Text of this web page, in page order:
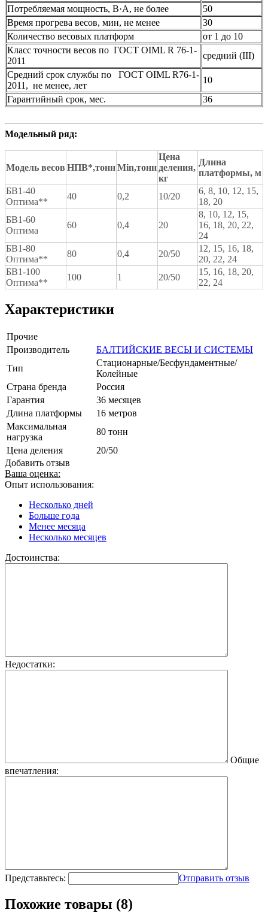
Потребляемая мощность, В·A, не более
50
Время прогрева весов, мин, не менее
30
Количество весовых платформ
от 1 до 10
Класс точности весов по ГОСТ OIML R 76-1-
2011
средний (III)
Средний срок службы по ГОСТ OIML R76-1-
2011, не менее, лет
10
Гарантийный срок, мес.
36
Модельный ряд:
Модель весов НПВ*,тоннMin,тонн
Цена
деления,
кг
Длина
платформы, м
БВ1-40
Оптима**
40 0,2 10/20
6, 8, 10, 12, 15,
18, 20
БВ1-60
Оптима
60 0,4 20
8, 10, 12, 15,
16, 18, 20, 22,
24
БВ1-80
Оптима**
80 0,4 20/50
12, 15, 16, 18,
20, 22, 24
БВ1-100
Оптима**
100 1 20/50
15, 16, 18, 20,
22, 24
Характеристики
Прочие
Производитель
БАЛТИЙСКИЕ ВЕСЫ И СИСТЕМЫ
Тип
Стационарные/Бесфундаментные/
Колейные
Страна бренда
Россия
Гарантия
36 месяцев
Длина платформы
16 метров
Максимальная
нагрузка
80 тонн
Цена деления
20/50
Добавить отзыв
Ваша оценка:
Опыт использования:
Несколько дней
Больше года
Менее месяца
Несколько месяцев
Достоинства:
Недостатки:
Общие
впечатления:
Представьтесь: Отправить отзыв
Похожие товары (8)